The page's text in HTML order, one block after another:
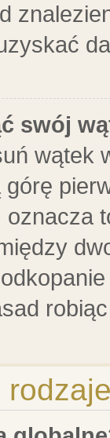
swój
wątek